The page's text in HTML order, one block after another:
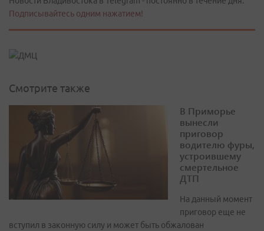
Подписывайтесь одним нажатием!
Смотрите также
В Приморье
вынесли
приговор
водителю фуры,
устроившему
смертельное
ДТП
На данный момент
приговор еще не
вступил в законную силу и может быть обжалован